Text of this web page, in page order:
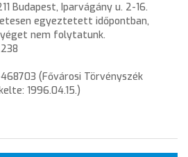
Budapest, Iparvágány u. 2-16.
egyeztetett időpontban,
nem folytatunk.
(Fővárosi Törvényszék
1996.04.15.)